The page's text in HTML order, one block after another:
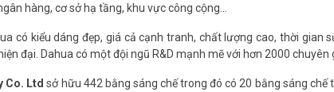
hàng, cơ sở hạ tầng, khu vực công cộng…
có kiểu dáng đẹp, giá cả cạnh tranh, chất lượng cao, thời gian
đại. Dahua có một đội ngũ R&D mạnh mẽ với hơn 2000
Co. Ltd sở hữu 442 bằng sáng chế trong đó có 20 bằng sáng